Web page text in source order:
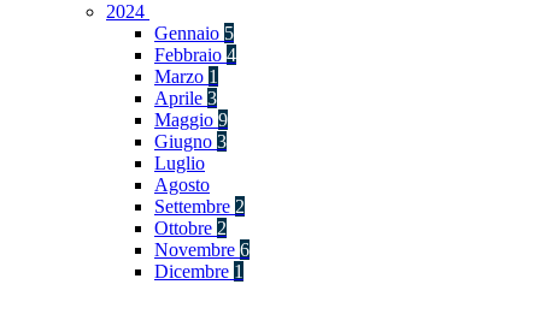
2024
Gennaio 5
Febbraio 4
Marzo 1
Aprile 3
Maggio 9
Giugno 3
Luglio
Agosto
Settembre 2
Ottobre 2
Novembre 6
Dicembre 1